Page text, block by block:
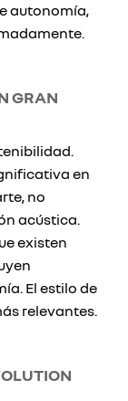
autonomía,
GRAN
en
no
acústica.
existen
El estilo de
relevantes.